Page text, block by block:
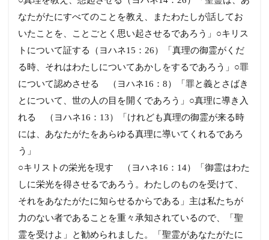
なたがたにすべてのことを教え、またわたしが話してお
いたことを、ことごとく思い起させるであろう」○キリス
トについて証する（ヨハネ15：26）「真理の御霊がくだ
る時、それはわたしについてあかしをするであろう」○罪
について認めさせる （ヨハネ16：8）「罪と義とさばき
とについて、世の人の目を開くであろう」○真理に導き入
れる （ヨハネ16：13）「けれども真理の御霊が来る時
には、あなたがたをあらゆる真理に導いてくれるであろ
う」
○キリストの栄光を現す （ヨハネ16：14）「御霊はわた
しに栄光を得させるであろう。わたしのものを受けて、
それをあなたがたに知らせるからである」主は私たちが
力のない者であることを重々承知されているので、「聖
霊を受けよ」と勧められました。「聖霊があなたがたに